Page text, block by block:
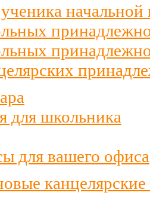
для школьника
для вашего офиса